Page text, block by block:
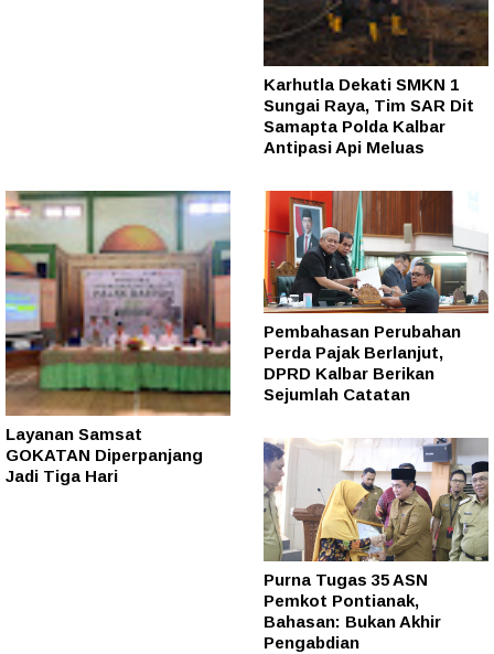
Karhutla Dekati SMKN 1
Sungai Raya, Tim SAR Dit
Samapta Polda Kalbar
Antipasi Api Meluas
Layanan Samsat
GOKATAN Diperpanjang
Jadi Tiga Hari
Pembahasan Perubahan
Perda Pajak Berlanjut,
DPRD Kalbar Berikan
Sejumlah Catatan
Purna Tugas 35 ASN
Pemkot Pontianak,
Bahasan: Bukan Akhir
Pengabdian